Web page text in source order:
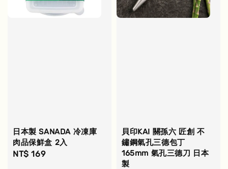
日本製 SANADA 冷凍庫
肉品保鮮盒 2入
Regular
NT$ 169
貝印KAI 關孫六 匠創 不
鏽鋼氣孔三德包丁
165mm 氣孔三德刀 日本
製